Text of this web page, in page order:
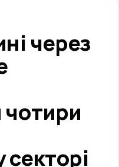
через